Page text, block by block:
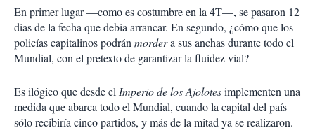
En primer lugar —como es costumbre en la 4T—, se pasaron 12
días de la fecha que debía arrancar. En segundo, ¿cómo que los
policías capitalinos podrán mordera sus anchas durante todo el
Mundial, con el pretexto de garantizar la fluidez vial?
Es ilógico que desde el Imperio de los Ajolotesimplementen una
medida que abarca todo el Mundial, cuando la capital del país
sólo recibiría cinco partidos, y más de la mitad ya se realizaron.